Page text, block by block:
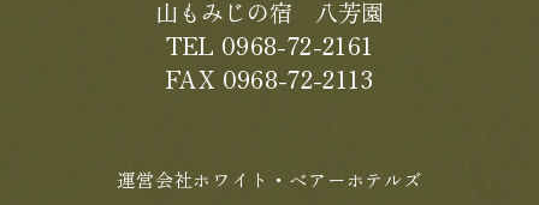
山もみじの宿 八芳園
TEL 0968-72-2161
FAX 0968-72-2113
運営会社ホワイト・ベアーホテルズ